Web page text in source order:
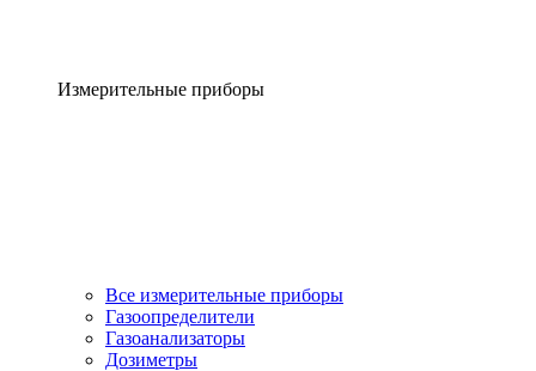
Измерительные приборы
Все измерительные приборы
Газоопределители
Газоанализаторы
Дозиметры